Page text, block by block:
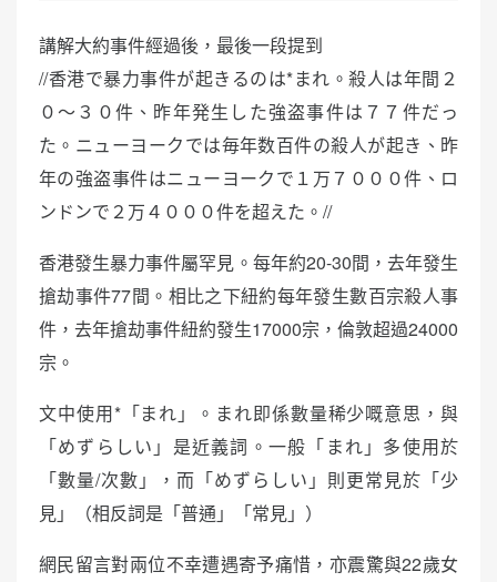
講解大約事件經過後，最後一段提到
//香港で暴力事件が起きるのは*まれ。殺人は年間２
０～３０件、昨年発生した強盗事件は７７件だっ
た。ニューヨークでは毎年数百件の殺人が起き、昨
年の強盗事件はニューヨークで１万７０００件、ロ
ンドンで２万４０００件を超えた。//
香港發生暴力事件屬罕見。每年約20-30間，去年發生
搶劫事件77間。相比之下紐約每年發生數百宗殺人事
件，去年搶劫事件紐約發生17000宗，倫敦超過24000
宗。
文中使用*「まれ」。まれ即係數量稀少嘅意思，與
「めずらしい」是近義詞。一般「まれ」多使用於
「數量/次數」，而「めずらしい」則更常見於「少
見」（相反詞是「普通」「常見」）
網民留言對兩位不幸遭遇寄予痛惜，亦震驚與22歲女